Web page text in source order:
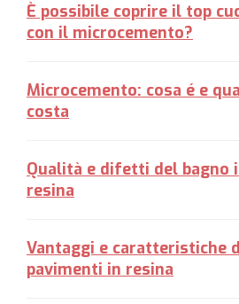
È possibile coprire il top
con il microcemento?
Microcemento: cosa é e
costa
Qualità e difetti del bagno
resina
Vantaggi e caratteristiche
pavimenti in resina